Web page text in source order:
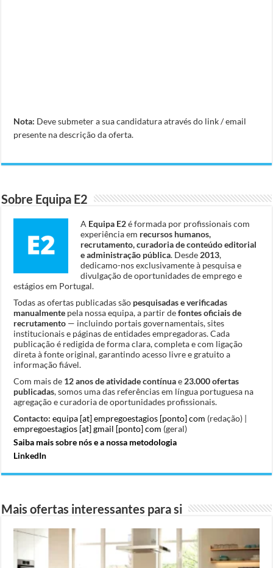
Nota: Deve submeter a sua candidatura através do link / email
presente na descrição da oferta.
Sobre Equipa E2
A Equipa E2é formada por profissionais com
experiência em recursos humanos,
recrutamento, curadoria de conteúdo editorial
e administração pública. Desde 2013,
dedicamo-nos exclusivamente à pesquisa e
divulgação de oportunidades de emprego e
estágios em Portugal.
Todas as ofertas publicadas são pesquisadas e verificadas
manualmente pela nossa equipa, a partir defontes oficiais de
recrutamento — incluindo portais governamentais, sites
institucionais e páginas de entidades empregadoras. Cada
publicação é redigida de forma clara, completa e com ligação
direta à fonte original, garantindo acesso livre e gratuito a
informação fiável.
Com mais de 12 anos de atividade contínuae 23.000 ofertas
publicadas, somos uma das referências em língua portuguesa na
agregação e curadoria de oportunidades profissionais.
Contacto: equipa [at] empregoestagios [ponto] com (redação) |
empregoestagios [at] gmail [ponto] com (geral)
Saiba mais sobre nós e a nossa metodologia
LinkedIn
Mais ofertas interessantes para si